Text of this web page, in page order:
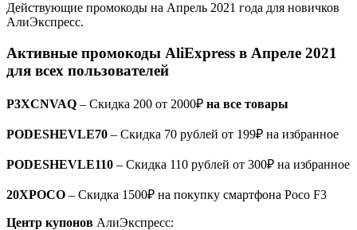
Действующие промокоды на Апрель 2021 года для новичков
АлиЭкспресс.
Активные промокоды AliExpress в Апреле 2021
для всех пользователей
P3XCNVAQ – Скидка 200 от 2000₽ на все товары
PODESHEVLE70 – Скидка 70 рублей от 199₽ на избранное
PODESHEVLE110 – Скидка 110 рублей от 300₽ на избранное
20XPOCO – Скидка 1500₽ на покупку смартфона Poco F3
Центр купонов АлиЭкспресс: